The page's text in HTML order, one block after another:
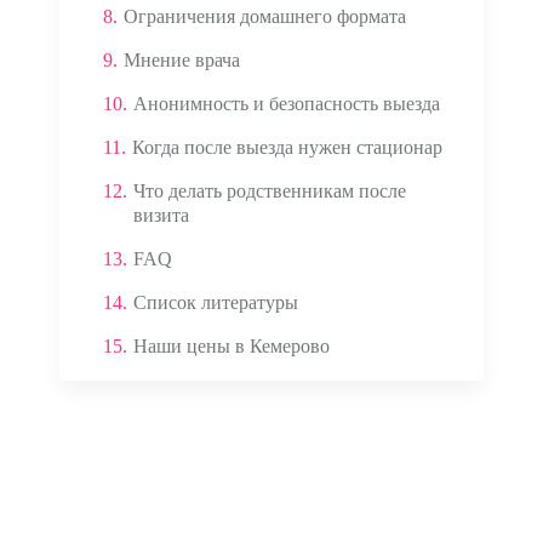
8. Ограничения домашнего формата
9. Мнение врача
10. Анонимность и безопасность выезда
11. Когда после выезда нужен стационар
12. Что делать родственникам после
визита
13. FAQ
14. Список литературы
15. Наши цены в Кемерово